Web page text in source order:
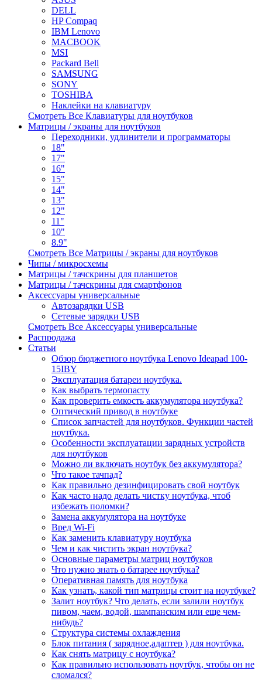
DELL
HP Compaq
IBM Lenovo
MACBOOK
MSI
Packard Bell
SAMSUNG
SONY
TOSHIBA
Наклейки на клавиатуру
Смотреть Все Клавиатуры для ноутбуков
Матрицы / экраны для ноутбуков
Переходники, удлинители и программаторы
18"
17"
16"
15"
14"
13"
12"
11"
10"
8.9"
Смотреть Все Матрицы / экраны для ноутбуков
Чипы / микросхемы
Матрицы / тачскрины для планшетов
Матрицы / тачскрины для смартфонов
Аксессуары универсальные
Автозарядки USB
Сетевые зарядки USB
Смотреть Все Аксессуары универсальные
Распродажа
Статьи
Обзор бюджетного ноутбука Lenovo Ideapad 100-
15IBY
Эксплуатация батареи ноутбука.
Как выбрать термопасту
Как проверить емкость аккумулятора ноутбука?
Оптический привод в ноутбуке
Список запчастей для ноутбуков. Функции частей
ноутбука.
Особенности эксплуатации зарядных устройств
для ноутбуков
Можно ли включать ноутбук без аккумулятора?
Что такое тачпад?
Как правильно дезинфицировать свой ноутбук
Как часто надо делать чистку ноутбука, чтоб
избежать поломки?
Замена аккумулятора на ноутбуке
Вред Wi-Fi
Как заменить клавиатуру ноутбука
Чем и как чистить экран ноутбука?
Основные параметры матриц ноутбуков
Что нужно знать о батарее ноутбука?
Оперативная память для ноутбука
Как узнать, какой тип матрицы стоит на ноутбуке?
Залит ноутбук? Что делать, если залили ноутбук
пивом, чаем, водой, шампанским или еще чем-
нибудь?
Структура системы охлаждения
Блок питания ( зарядное,адаптер ) для ноутбука.
Как снять матрицу с ноутбука?
Как правильно использовать ноутбук, чтобы он не
сломался?